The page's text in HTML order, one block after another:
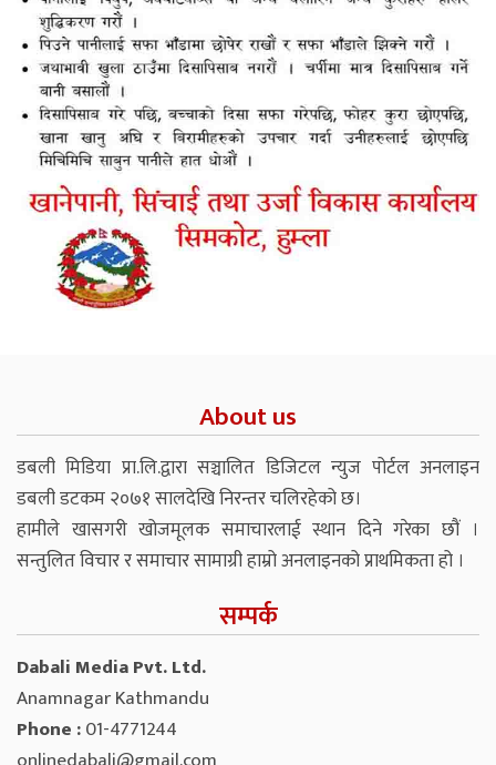
About us
डबली मिडिया प्रा.लि.द्वारा सञ्चालित डिजिटल न्युज पोर्टल अनलाइन
डबली डटकम २०७१ सालदेखि निरन्तर चलिरहेको छ।
हामीले खासगरी खोजमूलक समाचारलाई स्थान दिने गरेका छौं ।
सन्तुलित विचार र समाचार सामाग्री हाम्रो अनलाइनको प्राथमिकता हो ।
सम्पर्क
Dabali Media Pvt. Ltd.
Anamnagar Kathmandu
Phone :01-4771244